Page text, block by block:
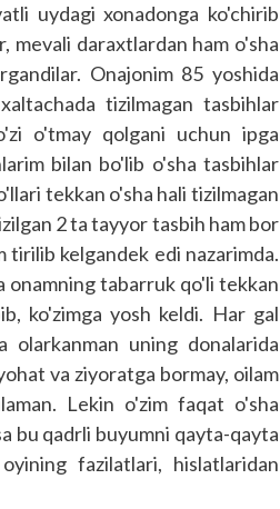
uydagi xonadonga ko'chirib
mevali daraxtlardan ham o'sha
Onajonim 85 yoshida
tizilmagan tasbihlar
o'tmay qolgani uchun ipga
bilan bo'lib o'sha tasbihlar
tekkan o'sha hali tizilmagan
2 ta tayyor tasbih ham bor
tirilib kelgandek edi nazarimda.
onamning tabarruk qo'li tekkan
ko'zimga yosh keldi. Har gal
olarkanman uning donalarida
va ziyo­ratga bormay, oilam
Lekin o'zim faqat o'sha
bu qadrli buyumni qayta-qayta
fazilatlari, hislatlaridan